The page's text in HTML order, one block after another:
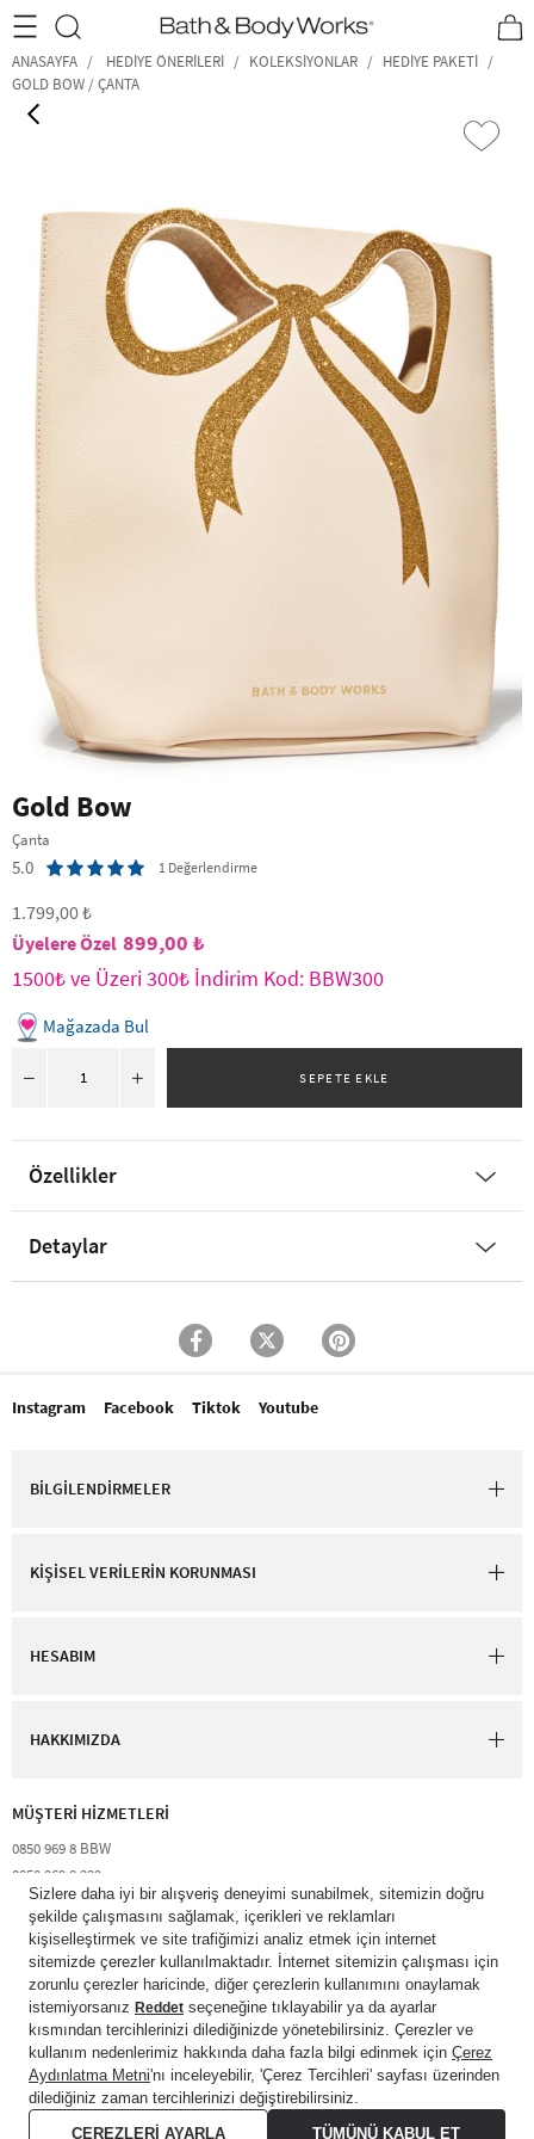
•2200₺ ve Üzeri Kargo Ücretsiz!• *Promosyon Detayları
ANASAYFA HEDIYE ÖNERILERI KOLEKSİYONLAR
HEDIYE PAKETI
GOLD BOW / ÇANTA
Gold Bow
Çanta
5.0 1 Değerlendirme
1.799,00 ₺
899,00 ₺
1500₺ ve Üzeri 300₺ İndirim Kod: BBW300
Mağazada Bul
Özellikler
Detaylar
Instagram Facebook Tiktok Youtube
BİLGİLENDİRMELER
KİŞİSEL VERİLERİN KORUNMASI
HESABIM
HAKKIMIZDA
MÜŞTERİ HİZMETLERİ​
0850 969 8 BBW​
0850 969 8 229​​
destek@bathandbodyworks.com.tr
Resmi tatiller hariç hafta içi 09:00 – 18:00 saatleri arası​
© 2026 Bath & Body Works Direct Inc. Shaya Mağazacılık A.Ş. Franchise
lisansı aracılığıyla işletilen ticari markasıdır. Her hakkı saklıdır.
© Bath & Body Works.All Rights Reserved.